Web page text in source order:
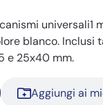
universali1
blanco. Inclusi
e 25x40 mm.
Aggiungi ai